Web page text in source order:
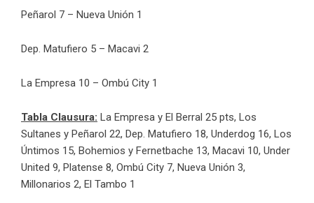
Peñarol 7 – Nueva Unión 1
Dep. Matufiero 5 – Macavi 2
La Empresa 10 – Ombú City 1
Tabla Clausura: La Empresa y El Berral 25 pts, Los
Sultanes y Peñarol 22, Dep. Matufiero 18, Underdog 16, Los
Úntimos 15, Bohemios y Fernetbache 13, Macavi 10, Under
United 9, Platense 8, Ombú City 7, Nueva Unión 3,
Millonarios 2, El Tambo 1